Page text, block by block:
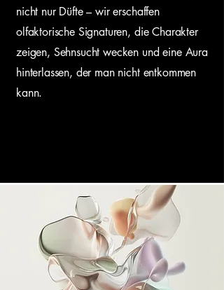
nicht nur Düfte – wir erschaffen
olfaktorische Signaturen, die Charakter
zeigen, Sehnsucht wecken und eine Aura
hinterlassen, der man nicht entkommen
kann.